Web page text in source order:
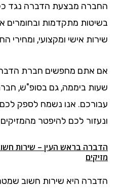
החברה מבצעת הדברה נגד כל
בשיטות מתקדמות ובחומרים
שירות אישי ומקצועי, ומחירי
שעות ביממה, גם בסופ"ש,
עבורכם. אנו נשמח לספק
ונעזור לכם להיפטר מהמזיקים
הדברה בראש העין – שירות
מזיקים
הדברה היא שירות חשוב